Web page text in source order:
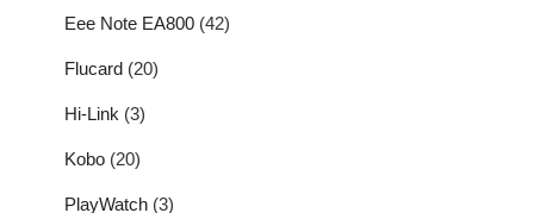
Eee Note EA800 (42)
Flucard (20)
Hi-Link (3)
Kobo (20)
PlayWatch (3)